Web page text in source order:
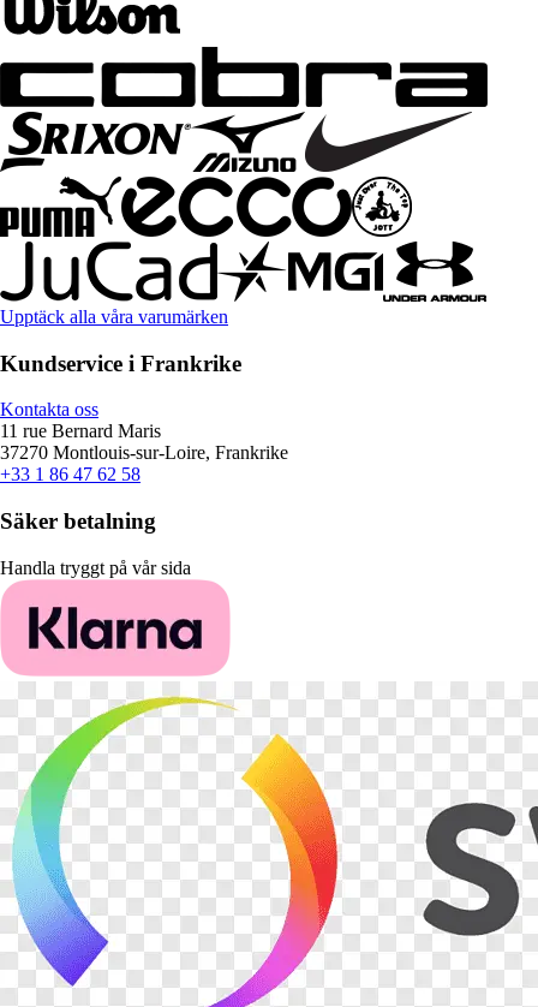
Upptäck alla våra varumärken
Kundservice i Frankrike
Kontakta oss
11 rue Bernard Maris
37270 Montlouis-sur-Loire, Frankrike
+33 1 86 47 62 58
Säker betalning
Handla tryggt på vår sida